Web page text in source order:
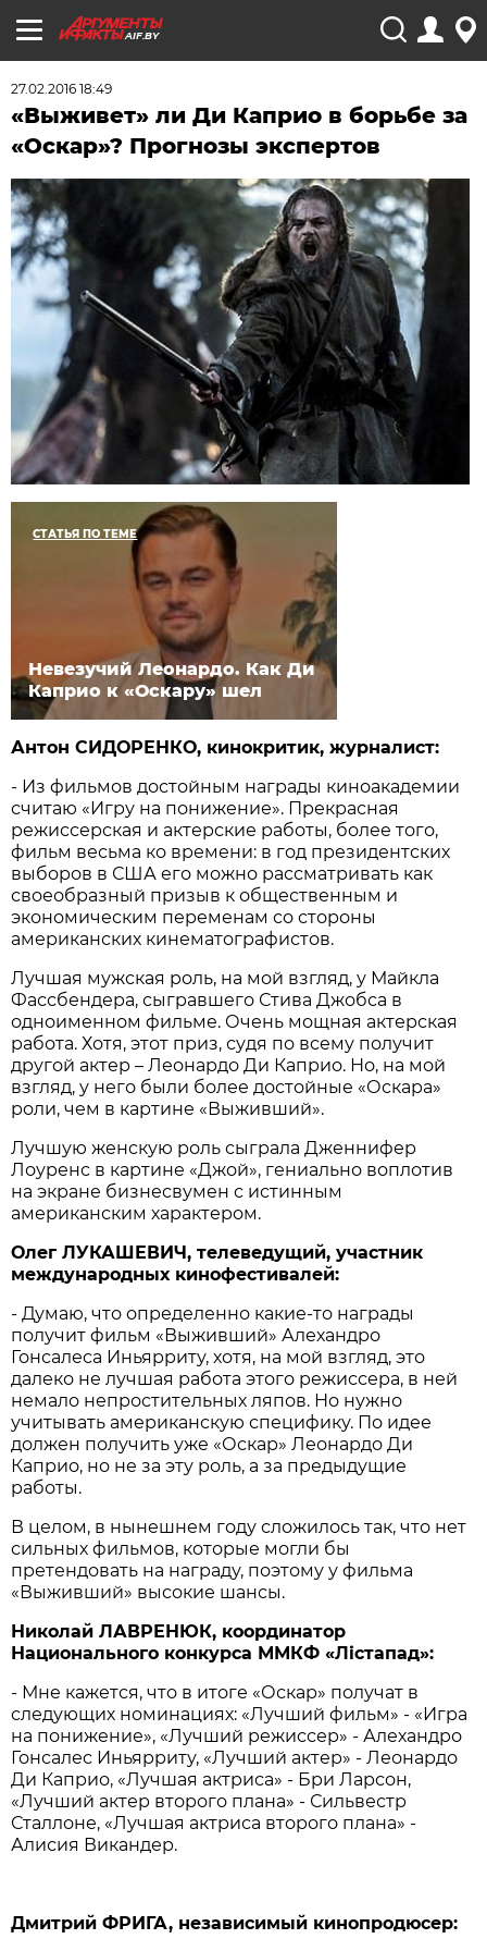
AIF.BY
27.02.2016 18:49
«Выживет» ли Ди Каприо в борьбе за
«Оскар»? Прогнозы экспертов
СТАТЬЯ ПО ТЕМЕ
Невезучий Леонардо. Как Ди
Каприо к «Оскару» шел
Антон СИДОРЕНКО, кинокритик, журналист:
- Из фильмов достойным награды киноакадемии
считаю «Игру на понижение». Прекрасная
режиссерская и актерские работы, более того,
фильм весьма ко времени: в год президентских
выборов в США его можно рассматривать как
своеобразный призыв к общественным и
экономическим переменам со стороны
американских кинематографистов.
Лучшая мужская роль, на мой взгляд, у Майкла
Фассбендера, сыгравшего Стива Джобса в
одноименном фильме. Очень мощная актерская
работа. Хотя, этот приз, судя по всему получит
другой актер – Леонардо Ди Каприо. Но, на мой
взгляд, у него были более достойные «Оскара»
роли, чем в картине «Выживший».
Лучшую женскую роль сыграла Дженнифер
Лоуренс в картине «Джой», гениально воплотив
на экране бизнесвумен с истинным
американским характером.
Олег ЛУКАШЕВИЧ, телеведущий, участник
международных кинофестивалей:
- Думаю, что определенно какие-то награды
получит фильм «Выживший» Алехандро
Гонсалеса Иньярриту, хотя, на мой взгляд, это
далеко не лучшая работа этого режиссера, в ней
немало непростительных ляпов. Но нужно
учитывать американскую специфику. По идее
должен получить уже «Оскар» Леонардо Ди
Каприо, но не за эту роль, а за предыдущие
работы.
В целом, в нынешнем году сложилось так, что нет
сильных фильмов, которые могли бы
претендовать на награду, поэтому у фильма
«Выживший» высокие шансы.
Николай ЛАВРЕНЮК, координатор
Национального конкурса ММКФ «Лiстапад»:
- Мне кажется, что в итоге «Оскар» получат в
следующих номинациях: «Лучший фильм» - «Игра
на понижение», «Лучший режиссер» - Алехандро
Гонсалес Иньярриту, «Лучший актер» - Леонардо
Ди Каприо, «Лучшая актриса» - Бри Ларсон,
«Лучший актер второго плана» - Сильвестр
Сталлоне, «Лучшая актриса второго плана» -
Алисия Викандер.
Дмитрий ФРИГА, независимый кинопродюсер: